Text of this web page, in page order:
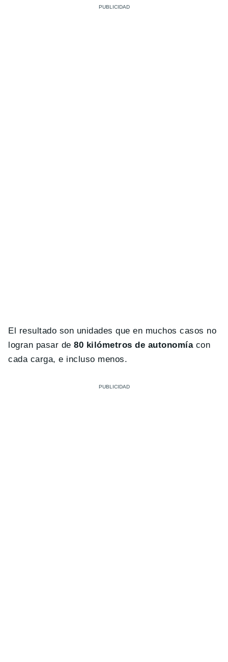
El resultado son unidades que en muchos casos no
logran pasar de80 kilómetros de autonomíacon
cada carga, e incluso menos.